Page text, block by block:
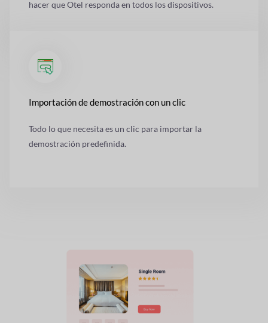
hacer que Otel responda en todos los dispositivos.
Importación de demostración con un clic
Todo lo que necesita es un clic para importar la
demostración predefinida.